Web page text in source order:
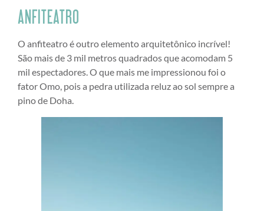
ANFITEATRO
O anfiteatro é outro elemento arquitetônico incrível!
São mais de 3 mil metros quadrados que acomodam 5
mil espectadores. O que mais me impressionou foi o
fator Omo, pois a pedra utilizada reluz ao sol sempre a
pino de Doha.